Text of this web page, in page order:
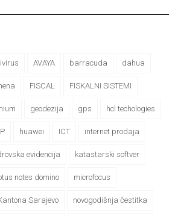
AVAYA barracuda dahua
FISCAL FISKALNI SISTEMI
geodezija gps hcl techologies
huawei ICT internet prodaja
evidencija katastarski softver
notes domino microfocus
Sarajevo novogodišnja čestitka